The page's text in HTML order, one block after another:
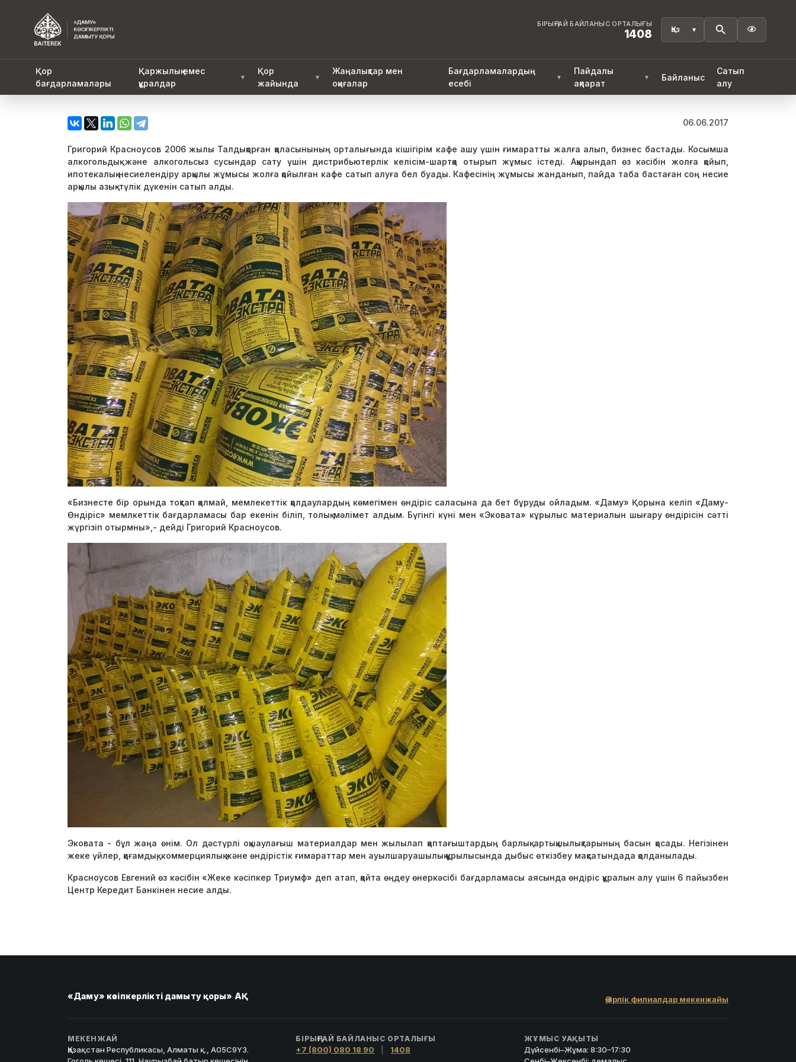
БІРЫҢҒАЙ БАЙЛАНЫС ОРТАЛЫҒЫ
1408 
Қор
бағдарламалары
Қаржылық емес
құралдар
▼
Қор
жайында
▼
Жаңалықтар мен
оқиғалар
Бағдарламалардың
есебі
▼
Пайдалы
ақпарат
▼ Байланыс
Сатып
алу
06.06.2017
Григорий Красноусов 2006 жылы Талдықорған қаласынының орталығында кішігірім кафе ашу үшін ғимаратты жалға алып, бизнес бастады. Косымша
алкогольдық және алкогольсыз сусындар сату үшін дистрибьютерлік келісім-шартқа отырып жұмыс істеді. Ақырындап өз кәсібін жолға қойып,
ипотекалық несиелендіру арқылы жұмысы жолға қойылған кафе сатып алуға бел буады. Кафесінің жұмысы жанданып, пайда таба бастаған соң несие
арқылы азық-түлік дүкенін сатып алды.
«Бизнесте бір орында тоқтап қалмай, мемлекеттік қолдаулардың көмегімен өндіріс саласына да бет бұруды ойладым. «Даму» Қорына келіп «Даму-
Өндіріс» мемлкеттік бағдарламасы бар екенін біліп, толық мәлімет алдым. Бүгінгі күні мен «Эковата» кұрылыс материалын шығару өндірісін сәтті
жүргізіп отырмны»,- дейді Григорий Красноусов.
Эковата - бұл жаңа өнім. Ол дәстүрлі оқшаулағыш материалдар мен жылылап қаптағыштардың барлық артықшылықтарының басын қосады. Негізінен
жеке үйлер, қоғамдық, коммерциялық және өндірістік ғимараттар мен ауылшаруашылық құрылысында дыбыс өткізбеу мақсатындада қолданылады.
Красноусов Евгений өз кәсібін «Жеке кәсіпкер Триумф» деп атап, қайта өңдеу өнеркәсібі бағдарламасы аясында өндіріс құралын алу үшін 6 пайызбен
Центр Кередит Банкінен несие алды.
«Даму» кәсіпкерлікті дамыту қоры» АҚ Өңірлік филиалдар мекенжайы
МЕКЕНЖАЙ
Қазақстан Республикасы, Алматы қ., A05C9Y3.
БІРЫҢҒАЙ БАЙЛАНЫС ОРТАЛЫҒЫ
+7 (800) 080 18 90 1408
ЖҰМЫС УАҚЫТЫ
Дүйсенбі–Жұма: 8:30–17:30